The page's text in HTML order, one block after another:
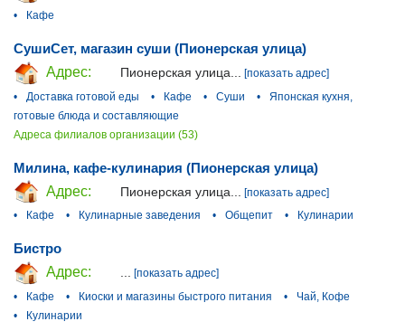
•
Кафе
СушиСет, магазин суши (Пионерская улица)
Адрес:
Пионерская улица...
[показать адрес]
•
Доставка готовой еды • Кафе • Суши •
Японская кухня,
готовые блюда и составляющие
Адреса филиалов организации (53)
Милина, кафе-кулинария (Пионерская улица)
Адрес:
Пионерская улица...
[показать адрес]
•
Кафе • Кулинарные заведения • Общепит • Кулинарии
Бистро
Адрес:
... [показать адрес]
•
Кафе • Киоски и магазины быстрого питания •
Чай, Кофе
•
Кулинарии